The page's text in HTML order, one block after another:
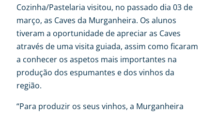
Cozinha/Pastelaria visitou, no passado dia 03 de
março, as Caves da Murganheira. Os alunos
tiveram a oportunidade de apreciar as Caves
através de uma visita guiada, assim como ficaram
a conhecer os aspetos mais importantes na
produção dos espumantes e dos vinhos da
região.
“Para produzir os seus vinhos, a Murganheira